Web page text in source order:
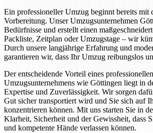
Ein professioneller Umzug beginnt bereits mit
Vorbereitung. Unser Umzugsunternehmen
Bedürfnisse und erstellt einen
Packliste, Zeitplan oder Umzugstage – wir
Durch unsere langjährige Erfahrung und
garantieren wir, dass Ihr Umzug reibungslos
Der entscheidende Vorteil eines professionellen
Umzugsunternehmens wie Göttingen liegt in
Expertise und Zuverlässigkeit. Wir sorgen
Gut sicher transportiert wird und Sie sich auf
konzentrieren können. Mit uns starten Sie in
Klarheit, Sicherheit und der Gewissheit, dass
und kompetente Hände verlassen können.